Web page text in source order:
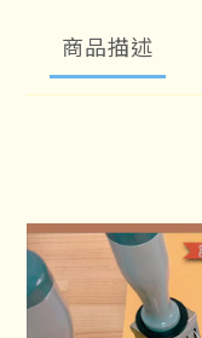
商品描述